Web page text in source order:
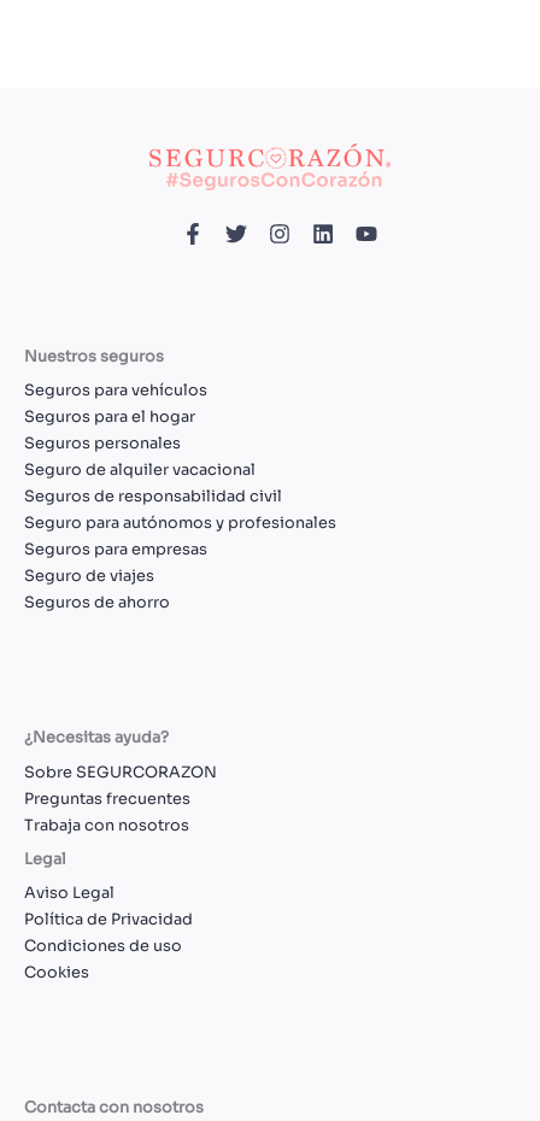
Nuestros seguros
Seguros para vehículos
Seguros para el hogar
Seguros personales
Seguro de alquiler vacacional
Seguros de responsabilidad civil
Seguro para autónomos y profesionales
Seguros para empresas
Seguro de viajes
Seguros de ahorro
¿Necesitas ayuda?
Sobre SEGURCORAZON
Preguntas frecuentes
Trabaja con nosotros
Legal
Aviso Legal
Política de Privacidad
Condiciones de uso
Cookies
Contacta con nosotros